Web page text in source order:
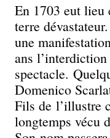
En 1703 eut lieu
terre
une
ans
spectacle.
Domenico
Fils de l’illustre
longtemps vécu